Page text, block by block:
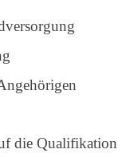
die Qualifikation